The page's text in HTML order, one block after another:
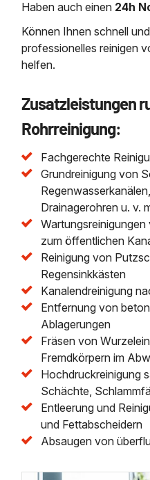
Haben auch einen 24h
Können Ihnen schnell
professionelles reinigen
helfen.
Zusatzleistungen
Rohrreinigung:
Fachgerechte
Grundreinigung von
Drainagerohren u. v.
zum öffentlichen
Reinigung von
Regensinkkästen
Kanalendreinigung
Entfernung von
Ablagerungen
Fräsen von
Fremdkörpern im
Hochdruckreinigung
Schächte,
Entleerung und
und Fettabscheidern
Absaugen von